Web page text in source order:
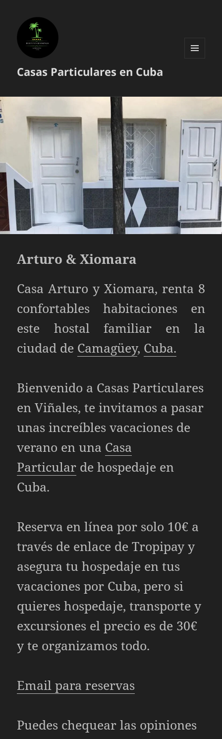
Casas Particulares en Cuba
Arturo & Xiomara
Casa Arturo y Xiomara, renta 8
confortables habitaciones en
este hostal familiar en la
ciudad de Camagüey, Cuba.
Bienvenido a Casas Particulares
en Viñales, te invitamos a pasar
unas increíbles vacaciones de
verano en una Casa
Particular de hospedaje en
Cuba.
Reserva en línea por solo 10€ a
través de enlace de Tropipay y
asegura tu hospedaje en tus
vacaciones por Cuba, pero si
quieres hospedaje, transporte y
excursiones el precio es de 30€
y te organizamos todo.
Email para reservas
Puedes chequear las opiniones